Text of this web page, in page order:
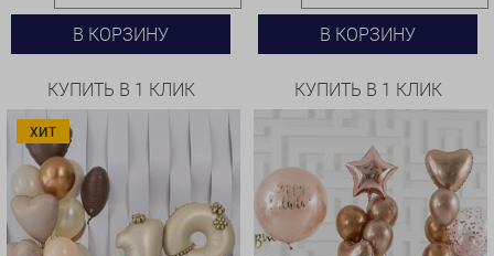
В КОРЗИНУ
КУПИТЬ В 1 КЛИК
В КОРЗИНУ
КУПИТЬ В 1 КЛИК
ХИТ